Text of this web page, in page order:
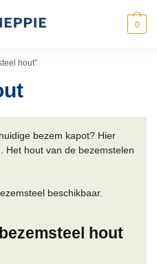
0
hout”
bezem kapot? Hier
Het hout van de bezemstelen
beschikbaar.
hout